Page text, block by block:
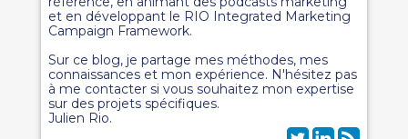
et en développant le RIO Integrated Marketing
Campaign Framework.
Sur ce blog, je partage mes méthodes, mes
connaissances et mon expérience. N'hésitez pas
à me contacter si vous souhaitez mon expertise
sur des projets spécifiques.
Julien Rio.